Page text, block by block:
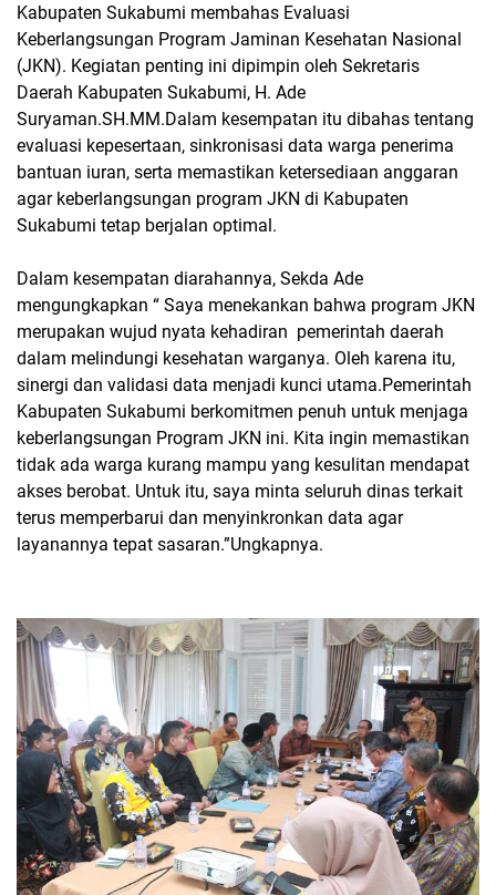
Kabupaten Sukabumi membahas Evaluasi
Keberlangsungan Program Jaminan Kesehatan Nasional
(JKN). Kegiatan penting ini dipimpin oleh Sekretaris
Daerah Kabupaten Sukabumi, H. Ade
Suryaman.SH.MM.Dalam kesempatan itu dibahas tentang
evaluasi kepesertaan, sinkronisasi data warga penerima
bantuan iuran, serta memastikan ketersediaan anggaran
agar keberlangsungan program JKN di Kabupaten
Sukabumi tetap berjalan optimal.
Dalam kesempatan diarahannya, Sekda Ade
mengungkapkan “ Saya menekankan bahwa program JKN
merupakan wujud nyata kehadiran pemerintah daerah
dalam melindungi kesehatan warganya. Oleh karena itu,
sinergi dan validasi data menjadi kunci utama.Pemerintah
Kabupaten Sukabumi berkomitmen penuh untuk menjaga
keberlangsungan Program JKN ini. Kita ingin memastikan
tidak ada warga kurang mampu yang kesulitan mendapat
akses berobat. Untuk itu, saya minta seluruh dinas terkait
terus memperbarui dan menyinkronkan data agar
layanannya tepat sasaran.”Ungkapnya.